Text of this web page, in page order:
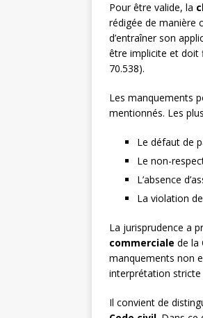
Pour être valide, la
rédigée de manière
d’entraîner son
être implicite et doit
70.538).
Les manquements
mentionnés. Les
Le défaut de
Le non-
L’absence
La violation
La jurisprudence a
commerciale de la
manquements non
interprétation
Il convient de